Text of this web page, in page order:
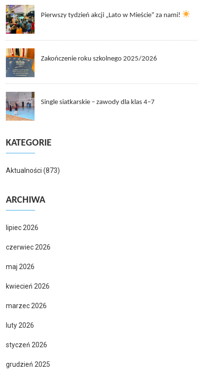
Pierwszy tydzień akcji „Lato w Mieście” za nami!
Zakończenie roku szkolnego 2025/2026
Single siatkarskie – zawody dla klas 4–7
KATEGORIE
Aktualności (873)
ARCHIWA
lipiec 2026
czerwiec 2026
maj 2026
kwiecień 2026
marzec 2026
luty 2026
styczeń 2026
grudzień 2025